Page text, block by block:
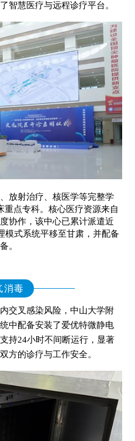
智慧医疗与远程诊疗平台。
放射治疗、核医学等完整学
重点专科。核心医疗资源来自
协作，该中心已累计派遣近
模式系统平移至甘肃，并配备
。
消毒
交叉感染风险，中山大学附
中配备安装了爱优特微静电
持24小时不间断运行，显著
方的诊疗与工作安全。